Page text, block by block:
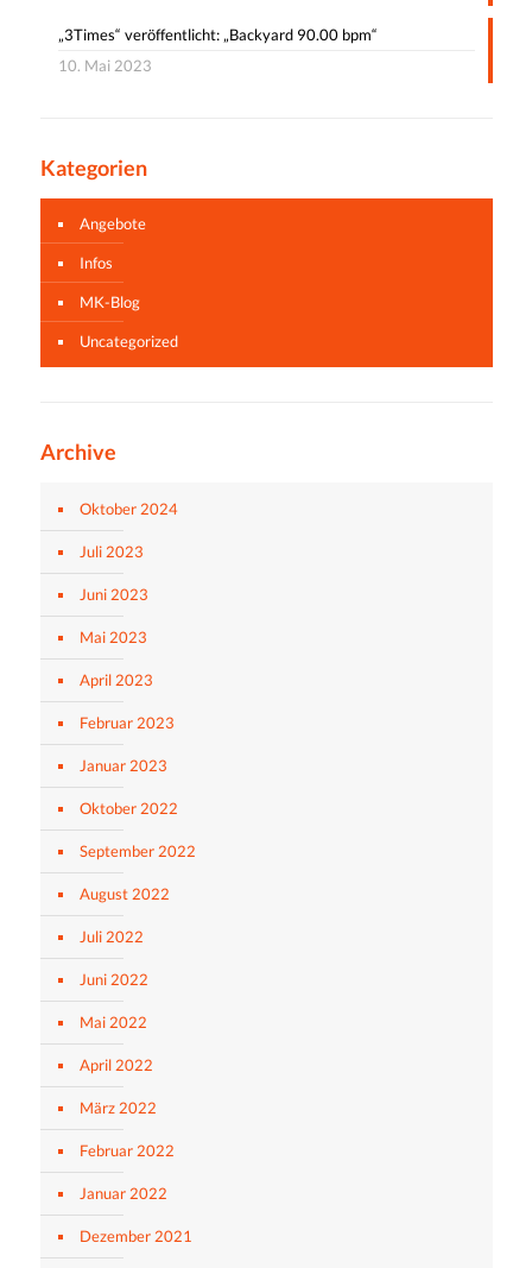
„3Times“ veröffentlicht: „Backyard 90.00 bpm“
10. Mai 2023
Kategorien
Angebote
Infos
MK-Blog
Uncategorized
Archive
Oktober 2024
Juli 2023
Juni 2023
Mai 2023
April 2023
Februar 2023
Januar 2023
Oktober 2022
September 2022
August 2022
Juli 2022
Juni 2022
Mai 2022
April 2022
März 2022
Februar 2022
Januar 2022
Dezember 2021